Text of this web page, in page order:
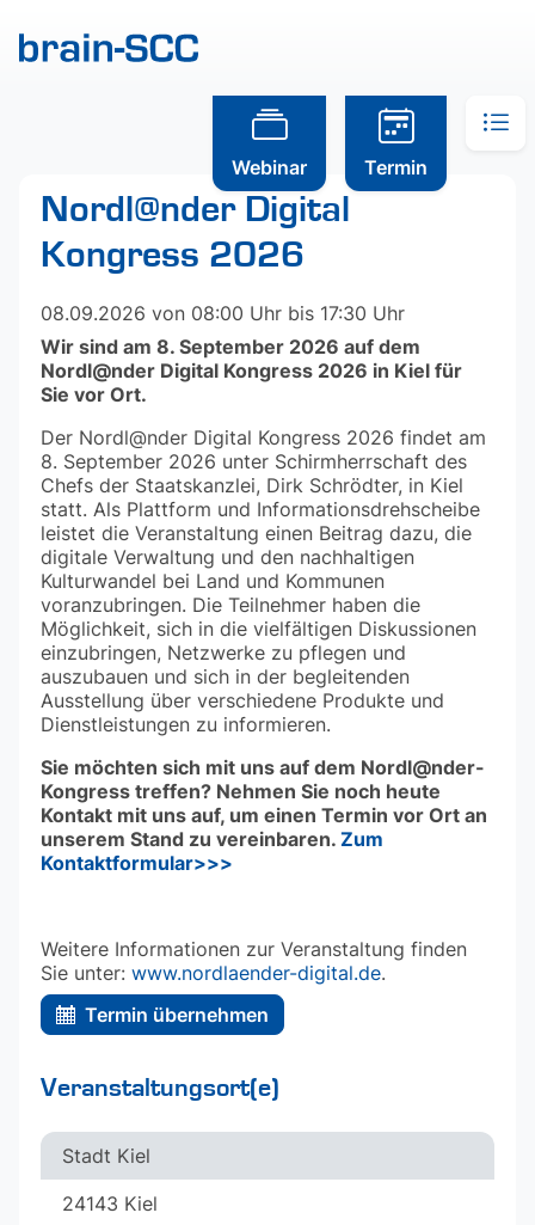
Webinar Termin
Nordl@nder Digital
Kongress 2026
08.09.2026 von 08:00 Uhr bis 17:30 Uhr
Wir sind am 8. September 2026 auf dem
Nordl@nder Digital Kongress 2026 in Kiel für
Sie vor Ort.
Der Nordl@nder Digital Kongress 2026 findet am
8. September 2026 unter Schirmherrschaft des
Chefs der Staatskanzlei, Dirk Schrödter, in Kiel
statt. Als Plattform und Informationsdrehscheibe
leistet die Veranstaltung einen Beitrag dazu, die
digitale Verwaltung und den nachhaltigen
Kulturwandel bei Land und Kommunen
voranzubringen. Die Teilnehmer haben die
Möglichkeit, sich in die vielfältigen Diskussionen
einzubringen, Netzwerke zu pflegen und
auszubauen und sich in der begleitenden
Ausstellung über verschiedene Produkte und
Dienstleistungen zu informieren.
Sie möchten sich mit uns auf dem Nordl@nder-
Kongress treffen? Nehmen Sie noch heute
Kontakt mit uns auf, um einen Termin vor Ort an
unserem Stand zu vereinbaren.Zum
Kontaktformular>>>
Weitere Informationen zur Veranstaltung finden
Sie unter: www.nordlaender-digital.de.
Termin übernehmen
Veranstaltungsort(e)
Stadt Kiel
24143 Kiel